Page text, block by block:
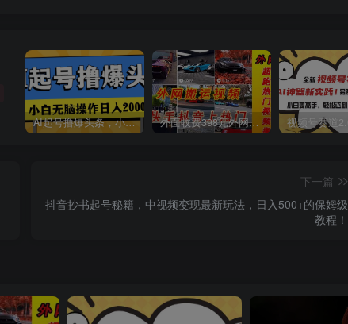
AI起号撸爆头条，小白也能操作，日入2000+ 外面收费398元外网超跑豪车汽车视频搬运至快手抖音上热门项目
下一篇
抖音抄书起号秘籍，中视频变现最新玩法，日入500+的保姆级
教程！